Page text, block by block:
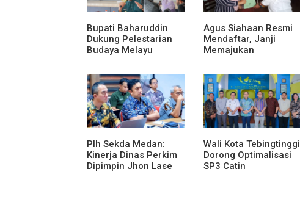
Bupati Baharuddin
Dukung Pelestarian
Budaya Melayu
Bertanjak Jilid 7
Agus Siahaan Resmi
Mendaftar, Janji
Memajukan
Karya Tulis Se-Sumut
Plh Sekda Medan:
Kinerja Dinas Perkim
Dipimpin Jhon Lase
Wali Kota Tebingtinggi
Dorong Optimalisasi
SP3 Catin